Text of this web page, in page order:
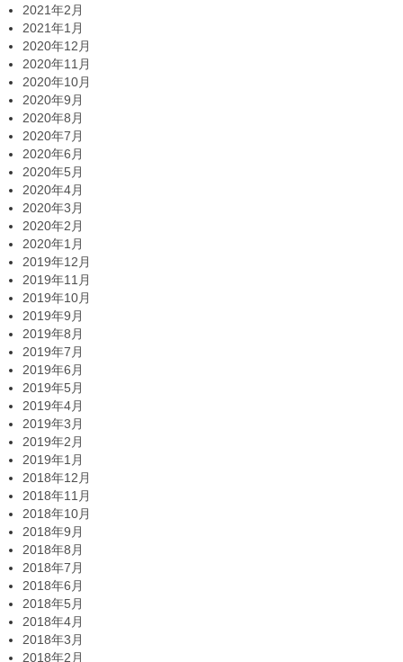
2021年2月
2021年1月
2020年12月
2020年11月
2020年10月
2020年9月
2020年8月
2020年7月
2020年6月
2020年5月
2020年4月
2020年3月
2020年2月
2020年1月
2019年12月
2019年11月
2019年10月
2019年9月
2019年8月
2019年7月
2019年6月
2019年5月
2019年4月
2019年3月
2019年2月
2019年1月
2018年12月
2018年11月
2018年10月
2018年9月
2018年8月
2018年7月
2018年6月
2018年5月
2018年4月
2018年3月
2018年2月